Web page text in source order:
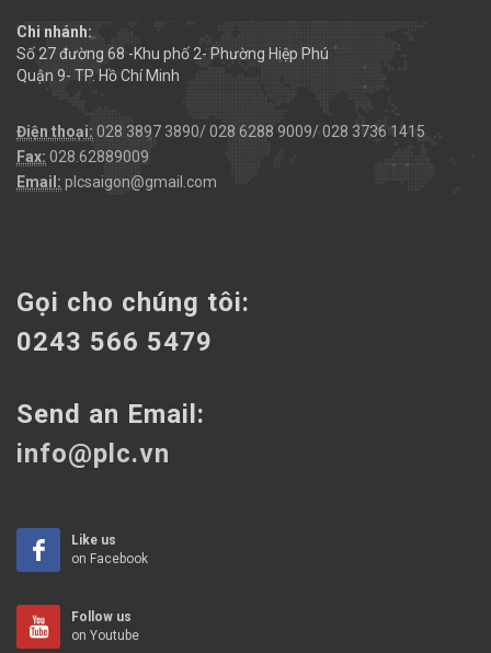
Chi nhánh:
Số 27 đường 68 -Khu phố 2- Phường Hiệp Phú
Quận 9- TP. Hồ Chí Minh
Điện thoại: 028 3897 3890/ 028 6288 9009/ 028 3736 1415
Fax: 028.62889009
Email: plcsaigon@gmail.com
Gọi cho chúng tôi:
0243 566 5479
Send an Email:
info@plc.vn
Like us
on Facebook
Follow us
on Youtube